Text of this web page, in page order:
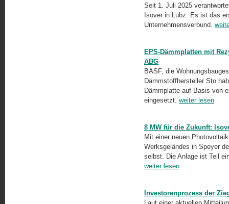
Seit 1. Juli 2025
Isover in Lübz. Es ist das
Unternehmensverbund.
EPS-Dämmplatten mit
ABG
BASF, die
Dämmstoffhersteller Sto
Dämmplatte auf Basis von
eingesetzt. weiter lesen
8 MW für die Zukunft:
Mit einer neuen
Werksgeländes in Speyer
selbst. Die Anlage ist Teil
weiter lesen
Investorenprozess der